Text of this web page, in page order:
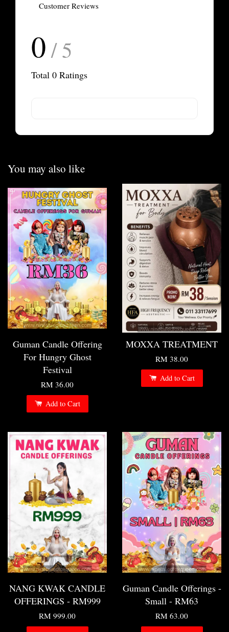
Customer Reviews
0 / 5
Total 0 Ratings
You may also like
Guman Candle Offering
For Hungry Ghost
Festival
RM 36.00
Add to Cart
MOXXA TREATMENT
RM 38.00
Add to Cart
NANG KWAK CANDLE
OFFERINGS - RM999
RM 999.00
Guman Candle Offerings -
Small - RM63
RM 63.00